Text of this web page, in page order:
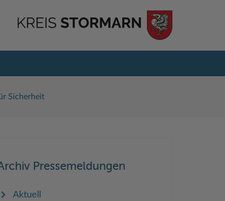
Sicherheit
Pressemeldungen
Aktuell